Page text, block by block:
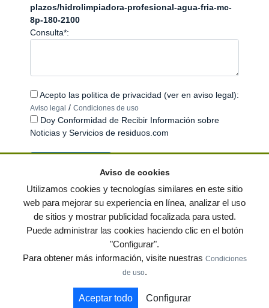
plazos/hidrolimpiadora-profesional-agua-fria-mc-
8p-180-2100
Consulta*:
Acepto las politica de privacidad (ver en aviso legal):
Aviso legal / Condiciones de uso
Doy Conformidad de Recibir Información sobre
Noticias y Servicios de residuos.com
© residuos.com - Todos los derechos reservados Política de privacidad
Condiciones de uso|Contacto|Editores| Mapa web|Preguntas frecuentes
Publica tus anuncios gratis!
Muebles de terraza y jardin Notas de prensa
Aviso de cookies
Utilizamos cookies y tecnologías similares en este sitio
web para mejorar su experiencia en línea, analizar el uso
de sitios y mostrar publicidad focalizada para usted.
Puede administrar las cookies haciendo clic en el botón
"Configurar".
Para obtener más información, visite nuestras Condiciones
de uso.
Aceptar todo Configurar